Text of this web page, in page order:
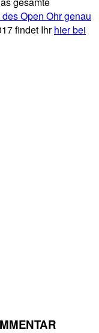
Open Ohr genau
findet Ihrhier bei